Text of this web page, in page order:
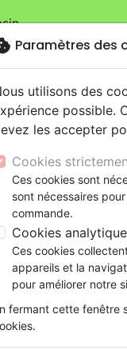
sur la
Testaments
Couple
Latino, Folk
Soul
animés
conférences
Genération louange
Artiste
Paramètres des
utilisons des
possible.
les accepter
Cookies
Ces cookies sont
sont nécessaires
commande.
Cookies
Ces cookies
appareils et la
pour améliorer notre
fermant cette fenêtre